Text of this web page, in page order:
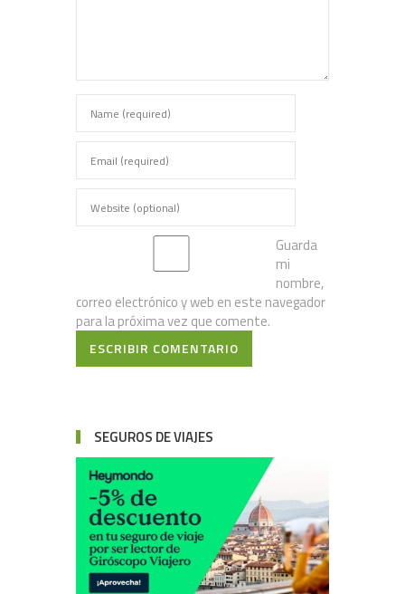
Guarda
mi
nombre,
correo electrónico y web en este navegador
para la próxima vez que comente.
ESCRIBIR COMENTARIO
SEGUROS DE VIAJES